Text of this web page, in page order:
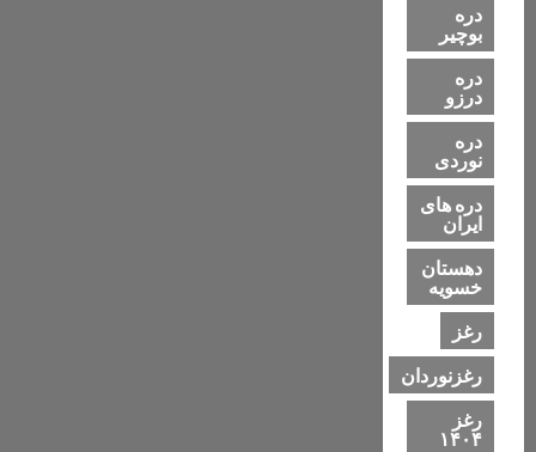
دره
بوچیر
دره
درزو
دره
نوردی
دره های
ایران
دهستان
خسویه
رغز
رغزنوردان
رغز
۱۴۰۴